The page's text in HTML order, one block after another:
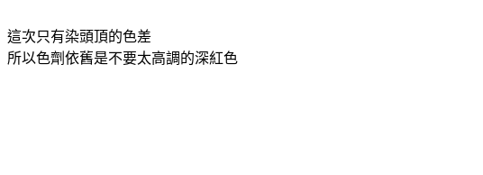
這次只有染頭頂的色差
所以色劑依舊是不要太高調的深紅色